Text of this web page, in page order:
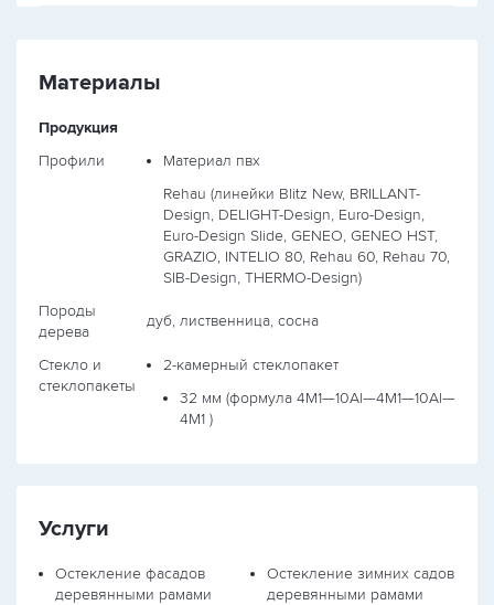
Материалы
Продукция
Профили
Материал пвх
Rehau (линейки Blitz New, BRILLANT-
Design, DELIGHT-Design, Euro-Design,
Euro-Design Slide, GENEO, GENEO HST,
GRAZIO, INTELIO 80, Rehau 60, Rehau 70,
SIB-Design, THERMO-Design)
Породы
дерева
дуб, лиственница, сосна
Стекло и
стеклопакеты
2-камерный стеклопакет
32 мм (формула 4М1—10Al—4М1—10Al—
4М1 )
Услуги
Остекление фасадов
деревянными рамами
Остекление зимних садов
деревянными рамами